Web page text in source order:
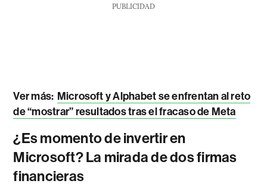
PUBLICIDAD
Ver más: Microsoft y Alphabet se enfrentan al reto
de “mostrar” resultados tras el fracaso de Meta
¿Es momento de invertir en
Microsoft? La mirada de dos firmas
financieras